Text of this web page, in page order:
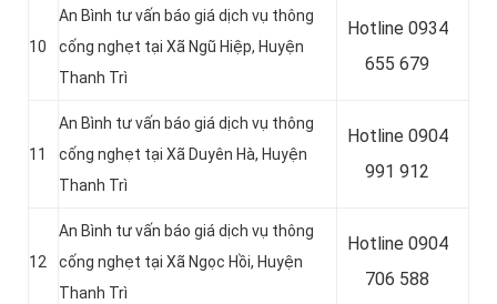
10
An Bình tư vấn báo giá dịch vụ thông
cống nghẹt tại Xã Ngũ Hiệp, Huyện
Thanh Trì
Hotline 0934
655 679
11
An Bình tư vấn báo giá dịch vụ thông
cống nghẹt tại Xã Duyên Hà, Huyện
Thanh Trì
Hotline 0904
991 912
12
An Bình tư vấn báo giá dịch vụ thông
cống nghẹt tại Xã Ngọc Hồi, Huyện
Thanh Trì
Hotline 0904
706 588